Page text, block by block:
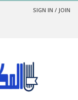
SIGN IN / JOIN